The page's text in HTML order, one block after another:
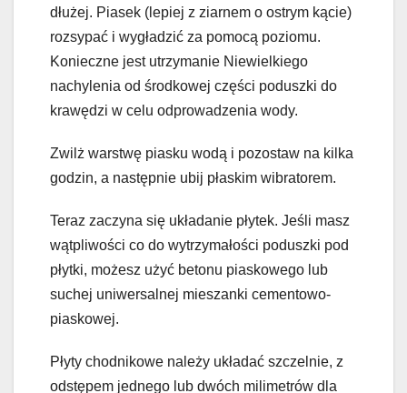
dłużej. Piasek (lepiej z ziarnem o ostrym kącie)
rozsypać i wygładzić za pomocą poziomu.
Konieczne jest utrzymanie Niewielkiego
nachylenia od środkowej części poduszki do
krawędzi w celu odprowadzenia wody.
Zwilż warstwę piasku wodą i pozostaw na kilka
godzin, a następnie ubij płaskim wibratorem.
Teraz zaczyna się układanie płytek. Jeśli masz
wątpliwości co do wytrzymałości poduszki pod
płytki, możesz użyć betonu piaskowego lub
suchej uniwersalnej mieszanki cementowo-
piaskowej.
Płyty chodnikowe należy układać szczelnie, z
odstępem jednego lub dwóch milimetrów dla